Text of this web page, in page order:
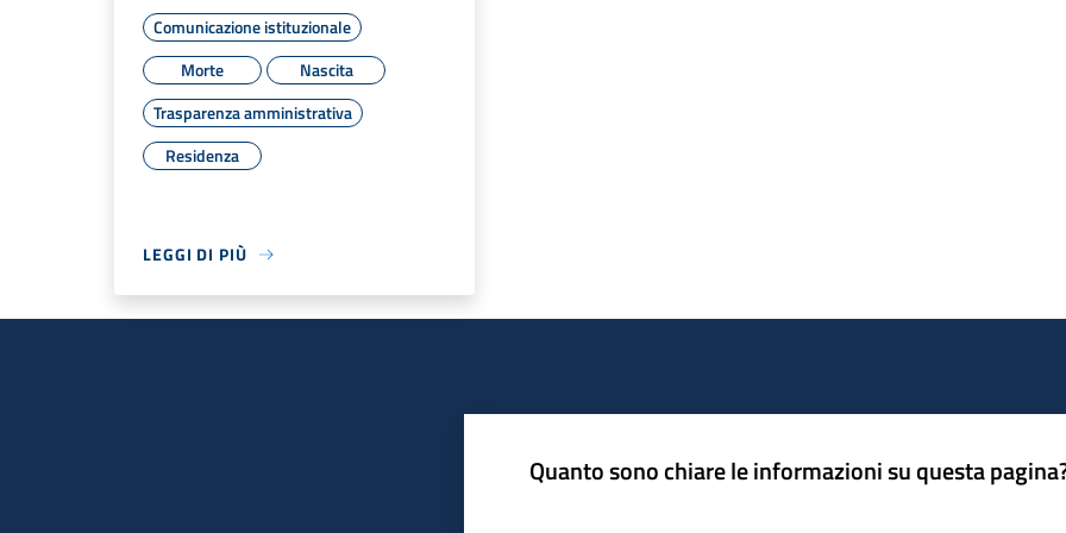
Comunicazione istituzionale
Morte
Nascita
Trasparenza amministrativa
Residenza
LEGGI DI PIÙ
Quanto sono chiare le informazioni su questa